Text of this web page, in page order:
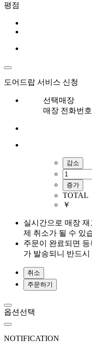
평점
도어드랍 서비스 신청
선택매장
매장 전화번호
감소
증가
TOTAL
￥
실시간으로 매장
제 취소가 될 수 있
주문이 완료되면
가 발송되니 반드
취소
주문하기
옵션선택
NOTIFICATION